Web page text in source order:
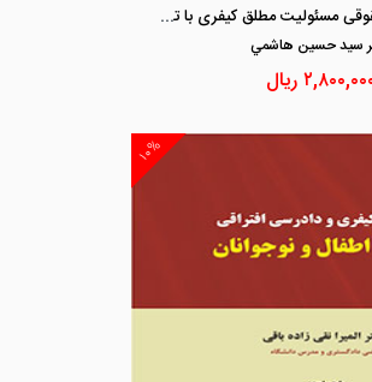
بررسی فقهی و حقوقی مسئولیت مطلق کیفری با تاکید بر آرای دیوانعالی کشور
سيد حسين هاشمي
ریال
۱۰%